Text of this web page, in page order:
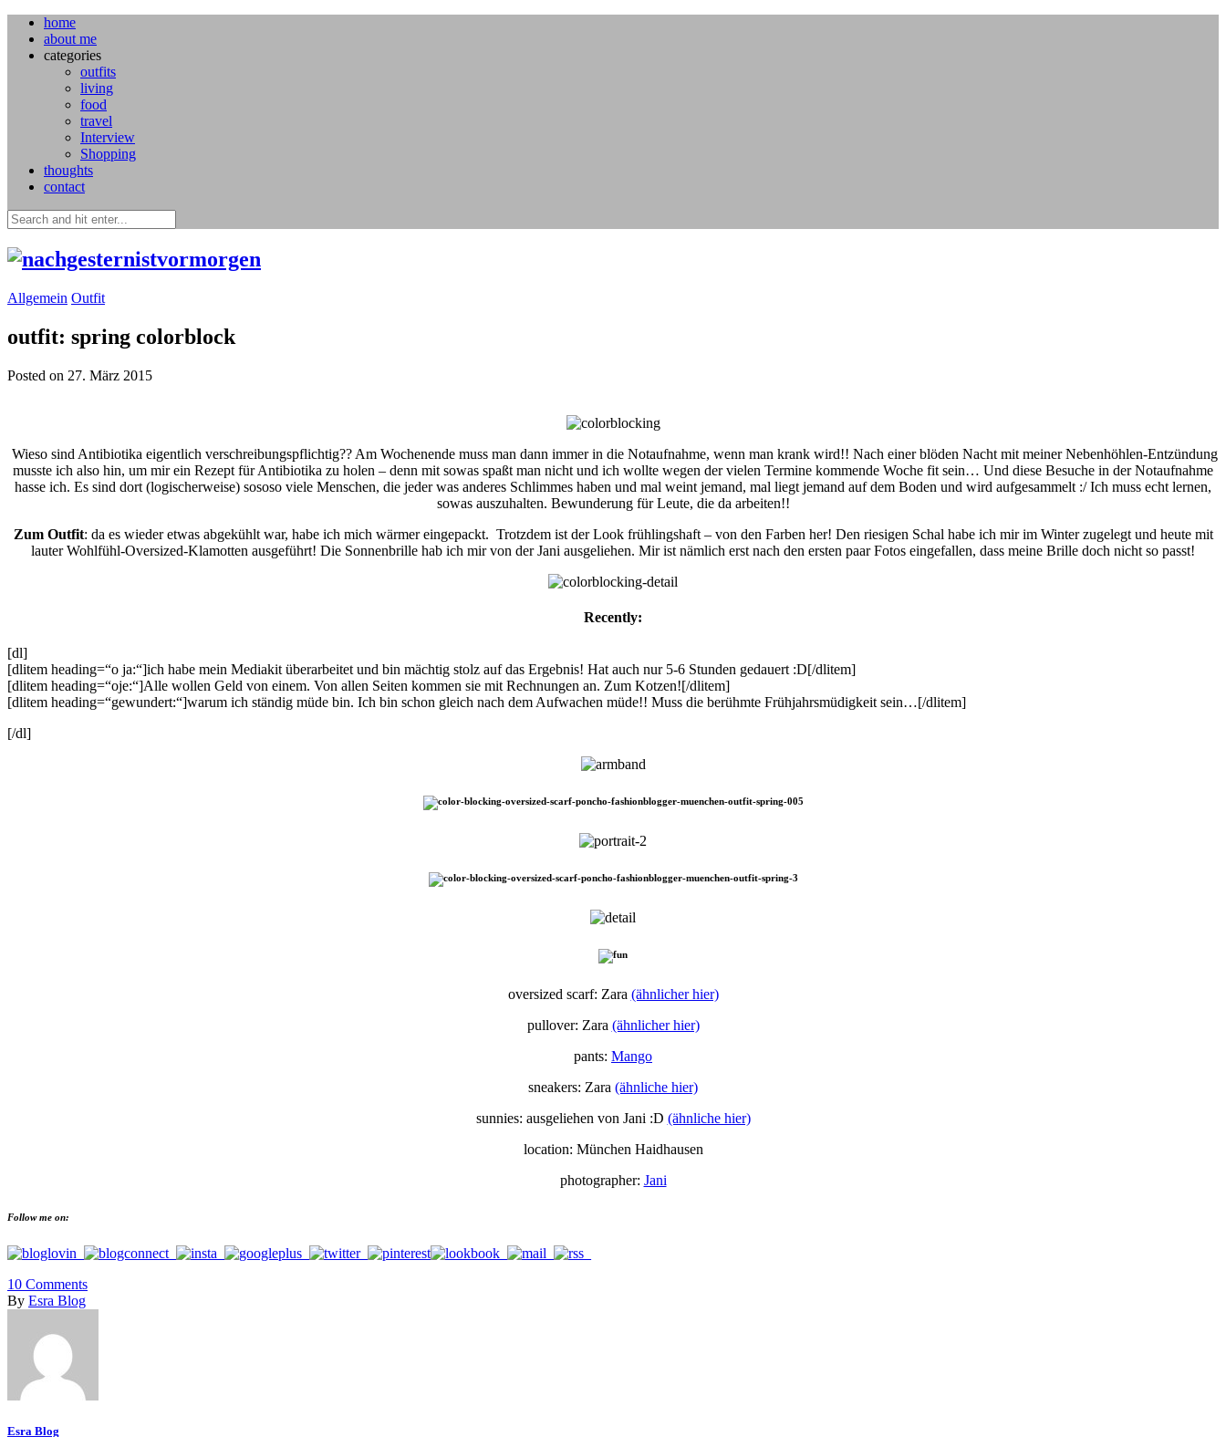
home
about me
categories
outfits
living
food
travel
Interview
Shopping
thoughts
contact
Allgemein Outfit
outfit: spring colorblock
Posted on 27. März 2015
Wieso sind Antibiotika eigentlich verschreibungspflichtig?? Am Wochenende muss man dann immer in die Notaufnahme, wenn man krank wird!! Nach einer blöden Nacht mit meiner Nebenhöhlen-Entzündung
musste ich also hin, um mir ein Rezept für Antibiotika zu holen – denn mit sowas spaßt man nicht und ich wollte wegen der vielen Termine kommende Woche fit sein… Und diese Besuche in der Notaufnahme
hasse ich. Es sind dort (logischerweise) sososo viele Menschen, die jeder was anderes Schlimmes haben und mal weint jemand, mal liegt jemand auf dem Boden und wird aufgesammelt :/ Ich muss echt lernen,
sowas auszuhalten. Bewunderung für Leute, die da arbeiten!!
Zum Outfit: da es wieder etwas abgekühlt war, habe ich mich wärmer eingepackt. Trotzdem ist der Look frühlingshaft – von den Farben her! Den riesigen Schal habe ich mir im Winter zugelegt und heute mit
lauter Wohlfühl-Oversized-Klamotten ausgeführt! Die Sonnenbrille hab ich mir von der Jani ausgeliehen. Mir ist nämlich erst nach den ersten paar Fotos eingefallen, dass meine Brille doch nicht so passt!
Recently:
[dl]
[dlitem heading=“o ja:“]ich habe mein Mediakit überarbeitet und bin mächtig stolz auf das Ergebnis! Hat auch nur 5-6 Stunden gedauert :D[/dlitem]
[dlitem heading=“oje:“]Alle wollen Geld von einem. Von allen Seiten kommen sie mit Rechnungen an. Zum Kotzen![/dlitem]
[dlitem heading=“gewundert:“]warum ich ständig müde bin. Ich bin schon gleich nach dem Aufwachen müde!! Muss die berühmte Frühjahrsmüdigkeit sein…[/dlitem]
[/dl]
oversized scarf: Zara (ähnlicher hier)
pullover: Zara (ähnlicher hier)
pants: Mango
sneakers: Zara (ähnliche hier)
sunnies: ausgeliehen von Jani :D (ähnliche hier)
location: München Haidhausen
photographer: Jani
Follow me on:
10 Comments
By Esra Blog
Esra Blog